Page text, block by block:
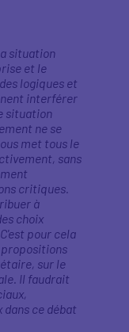
situation
et le
logiques et
interférer
situation
ne se
met tous le
sans
critiques.
à
choix
pour cela
propositions
sur le
Il faudrait
ce débat